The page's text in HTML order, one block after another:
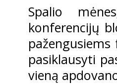
Spalio
konferencijų
pasiklausyti
vieną